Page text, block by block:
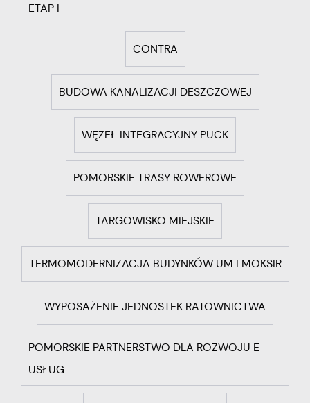
ETAP I
CONTRA
BUDOWA KANALIZACJI DESZCZOWEJ
WĘZEŁ INTEGRACYJNY PUCK
POMORSKIE TRASY ROWEROWE
TARGOWISKO MIEJSKIE
TERMOMODERNIZACJA BUDYNKÓW UM I MOKSIR
WYPOSAŻENIE JEDNOSTEK RATOWNICTWA
POMORSKIE PARTNERSTWO DLA ROZWOJU E-
USŁUG